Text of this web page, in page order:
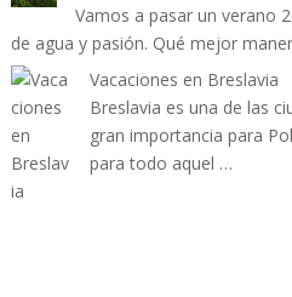
Vamos a pasar un verano
de agua y pasión. Qué mejor
Vacaciones en Breslavia
Breslavia es una de las
gran importancia para
para todo aquel …